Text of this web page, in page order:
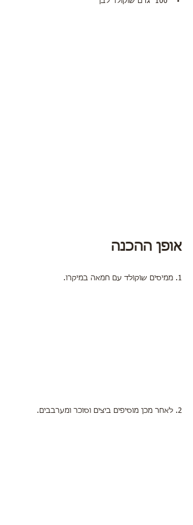
אופן ההכנה
1. ממיסים שוקולד עם חמאה במיקרו.
2. לאחר מכן מוסיפים ביצים וסוכר ומערבבים.